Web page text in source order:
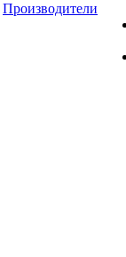
Производители